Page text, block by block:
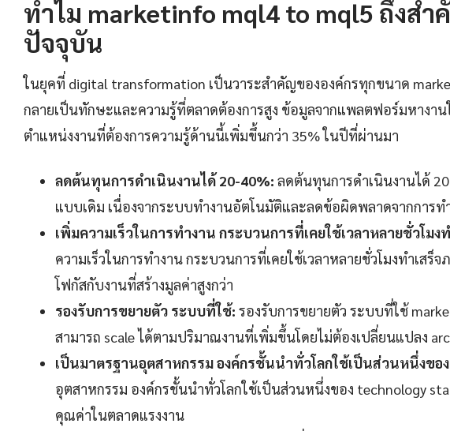
ทำไม marketinfo mql4 to mql5 ถึงสำ
ปัจจุบัน
ในยุคที่ digital transformation เป็นวาระสำคัญขององค์กรทุกขนาด
กลายเป็นทักษะและความรู้ที่ตลาดต้องการสูง ข้อมูลจากแพลตฟอร์มหางาน
ตำแหน่งงานที่ต้องการความรู้ด้านนี้เพิ่มขึ้นกว่า 35% ในปีที่ผ่านมา
ลดต้นทุนการดำเนินงานได้ 20-40%: ลดต้นทุนการดำเนินงานได้
แบบเดิม เนื่องจากระบบทำงานอัตโนมัติและลดข้อผิดพลาดจากการท
เพิ่มความเร็วในการทำงาน กระบวนการที่เคยใช้เวลาหลายชั่วโม
ความเร็วในการทำงาน กระบวนการที่เคยใช้เวลาหลายชั่วโมงทำเสร็
โฟกัสกับงานที่สร้างมูลค่าสูงกว่า
รองรับการขยายตัว ระบบที่ใช้: รองรับการขยายตัว ระบบที่ใช้
สามารถ scale ได้ตามปริมาณงานที่เพิ่มขึ้นโดยไม่ต้องเปลี่ยนแปลง
เป็นมาตรฐานอุตสาหกรรม องค์กรชั้นนำทั่วโลกใช้เป็นส่วนหนึ่งขอ
อุตสาหกรรม องค์กรชั้นนำทั่วโลกใช้เป็นส่วนหนึ่งของ technology
คุณค่าในตลาดแรงงาน